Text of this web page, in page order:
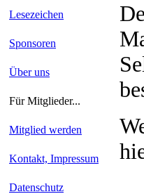
Lesezeichen
Sponsoren
Über uns
Für Mitglieder...
Mitglied werden
Kontakt, Impressum
Datenschutz